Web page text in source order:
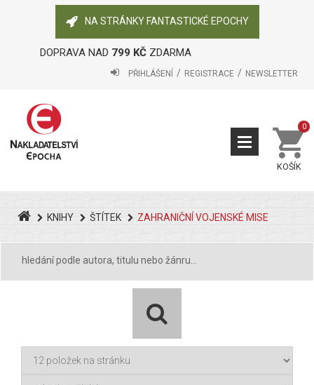
NA STRÁNKY FANTASTICKÉ EPOCHY
DOPRAVA NAD 799 KČZDARMA
PŘIHLÁŠENÍ REGISTRACE NEWSLETTER
KOŠÍK
0
KNIHY ŠTÍTEK ZAHRANIČNÍ VOJENSKÉ MISE